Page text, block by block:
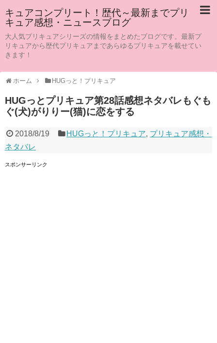
キュアコンプリート！歴代～最新までプリ
キュア感想・ニュースブログ
大人気プリキュアシリーズの情報をまとめたブログです。最新プ
リキュアから歴代プリキュアまであらゆるプリキュアを載せてい
きます！
ホーム HUGっと！プリキュア
HUGっとプリキュア第28話感想ネタバレもぐも
ぐ(犬)がりりー(猫)に恋をする
2018/8/19 HUGっと！プリキュア, プリキュア感想・
ネタバレ
スポンサーリンク